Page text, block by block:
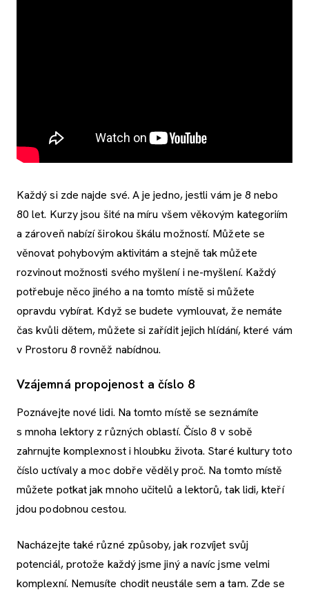
Každý si zde najde své. A je jedno, jestli vám je 8 nebo
80 let. Kurzy jsou šité na míru všem věkovým kategoriím
a zároveň nabízí širokou škálu možností. Můžete se
věnovat pohybovým aktivitám a stejně tak můžete
rozvinout možnosti svého myšlení i ne-myšlení. Každý
potřebuje něco jiného a na tomto místě si můžete
opravdu vybírat. Když se budete vymlouvat, že nemáte
čas kvůli dětem, můžete si zařídit jejich hlídání, které vám
v Prostoru 8 rovněž nabídnou.
Vzájemná propojenost a číslo 8
Poznávejte nové lidi. Na tomto místě se seznámíte
s mnoha lektory z různých oblastí. Číslo 8 v sobě
zahrnujte komplexnost i hloubku života. Staré kultury toto
číslo uctívaly a moc dobře věděly proč. Na tomto místě
můžete potkat jak mnoho učitelů a lektorů, tak lidi, kteří
jdou podobnou cestou.
Nacházejte také různé způsoby, jak rozvíjet svůj
potenciál, protože každý jsme jiný a navíc jsme velmi
komplexní. Nemusíte chodit neustále sem a tam. Zde se